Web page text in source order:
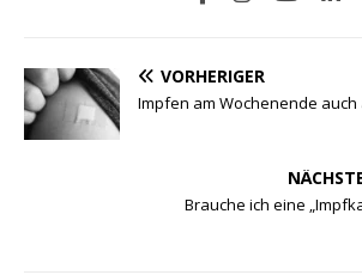
VORHERIGER
Impfen am Wochenende
Brauche ich eine